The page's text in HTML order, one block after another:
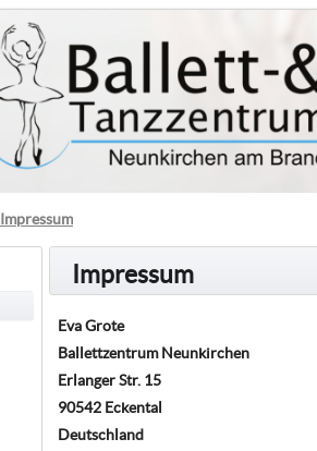
Impressum
Impressum
Eva Grote
Ballettzentrum Neunkirchen
Erlanger Str. 15
90542 Eckental
Deutschland